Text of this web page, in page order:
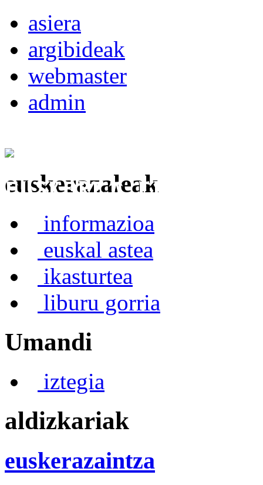
asiera
argibideak
webmaster
admin
Euskerea Erabilte
euskerazaleak
informazioa
euskal astea
ikasturtea
liburu gorria
Umandi
iztegia
aldizkariak
euskerazaintza